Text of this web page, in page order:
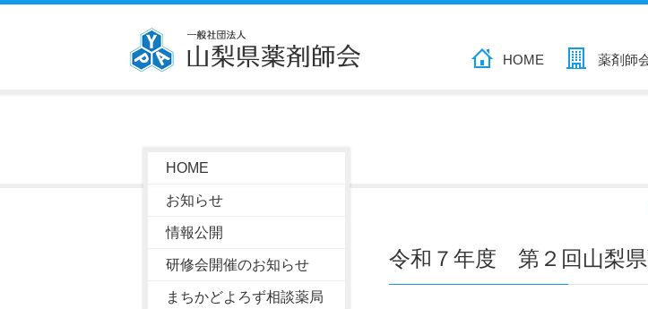
HOME 薬剤師
HOME
お知らせ
情報公開
研修会開催のお知らせ
まちかどよろず相談薬局
令和７年度 第２回山梨県